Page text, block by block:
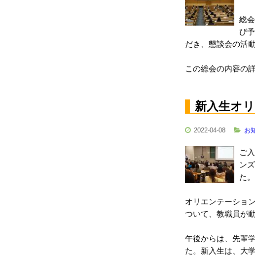
総
び
だき、懇談会の活
この総会の内容の
新入生オ
2022-04-08 お
ご
ン
た。
オリエンテーショ
ついて、教職員が
午後からは、先輩
た。新入生は、大